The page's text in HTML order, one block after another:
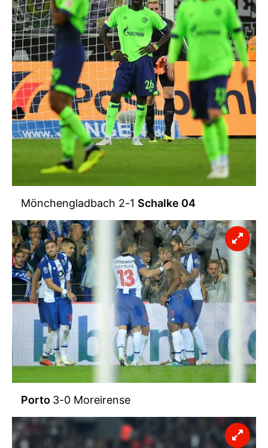
Mönchengladbach 2-1 Schalke 04
Porto 3-0 Moreirense